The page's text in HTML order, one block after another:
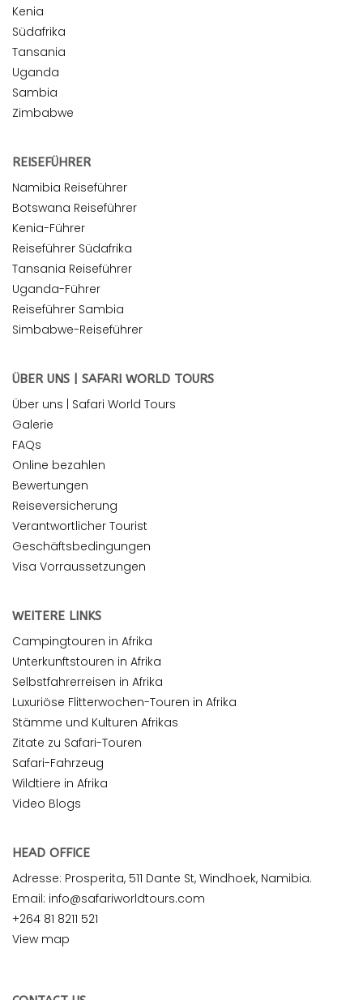
Kenia
Südafrika
Tansania
Uganda
Sambia
Zimbabwe
REISEFÜHRER
Namibia Reiseführer
Botswana Reiseführer
Kenia-Führer
Reiseführer Südafrika
Tansania Reiseführer
Uganda-Führer
Reiseführer Sambia
Simbabwe-Reiseführer
ÜBER UNS | SAFARI WORLD TOURS
Über uns | Safari World Tours
Galerie
FAQs
Online bezahlen
Bewertungen
Reiseversicherung
Verantwortlicher Tourist
Geschäftsbedingungen
Visa Vorraussetzungen
WEITERE LINKS
Campingtouren in Afrika
Unterkunftstouren in Afrika
Selbstfahrerreisen in Afrika
Luxuriöse Flitterwochen-Touren in Afrika
Stämme und Kulturen Afrikas
Zitate zu Safari-Touren
Safari-Fahrzeug
Wildtiere in Afrika
Video Blogs
HEAD OFFICE
Adresse: Prosperita, 511 Dante St, Windhoek, Namibia.
Email: info@safariworldtours.com
+264 81 8211 521
View map